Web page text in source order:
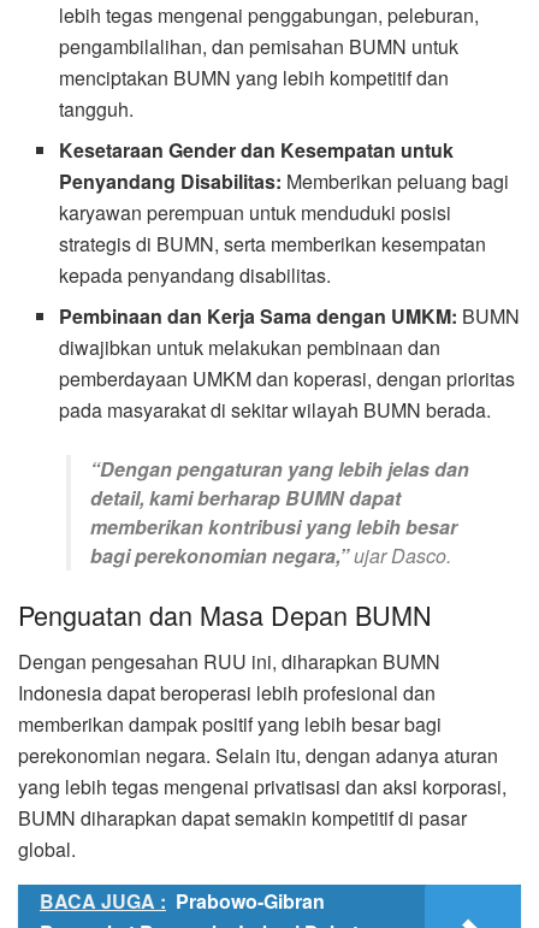
lebih tegas mengenai penggabungan, peleburan,
pengambilalihan, dan pemisahan BUMN untuk
menciptakan BUMN yang lebih kompetitif dan
tangguh.
Kesetaraan Gender dan Kesempatan untuk
Penyandang Disabilitas: Memberikan peluang bagi
karyawan perempuan untuk menduduki posisi
strategis di BUMN, serta memberikan kesempatan
kepada penyandang disabilitas.
Pembinaan dan Kerja Sama dengan UMKM: BUMN
diwajibkan untuk melakukan pembinaan dan
pemberdayaan UMKM dan koperasi, dengan prioritas
pada masyarakat di sekitar wilayah BUMN berada.
“Dengan pengaturan yang lebih jelas dan
detail, kami berharap BUMN dapat
memberikan kontribusi yang lebih besar
bagi perekonomian negara,”ujar Dasco.
Penguatan dan Masa Depan BUMN
Dengan pengesahan RUU ini, diharapkan BUMN
Indonesia dapat beroperasi lebih profesional dan
memberikan dampak positif yang lebih besar bagi
perekonomian negara. Selain itu, dengan adanya aturan
yang lebih tegas mengenai privatisasi dan aksi korporasi,
BUMN diharapkan dapat semakin kompetitif di pasar
global.
BACA JUGA : Prabowo-Gibran